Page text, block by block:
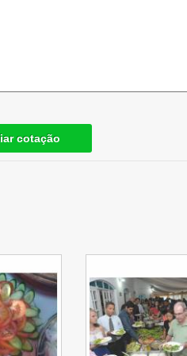
cotação